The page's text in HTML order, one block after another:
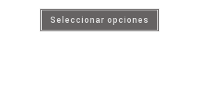
Seleccionar opciones